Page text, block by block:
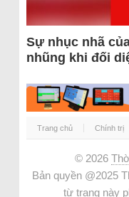
Sự nhục nhã
nhũng khi đối
Trang chủ Chính trị
© 2026
Bản quyền @2025
từ trang này